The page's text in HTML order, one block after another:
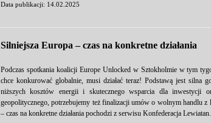
Data publikacji: 14.02.2025
Silniejsza Europa – czas na konkretne działania
Podczas spotkania koalicji Europe Unlocked w Sztokholmie w tym
chce konkurować globalnie, musi działać teraz! Podstawą jest silna
niższych kosztów energii i skutecznego wsparcia dla inwestycji
geopolitycznego, potrzebujemy też finalizacji umów o wolnym handlu
– czas na konkretne działania pochodzi z serwisu Konfederacja Lewiatan.